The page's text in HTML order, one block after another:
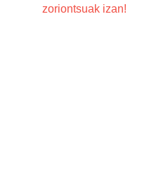
zoriontsuak izan!